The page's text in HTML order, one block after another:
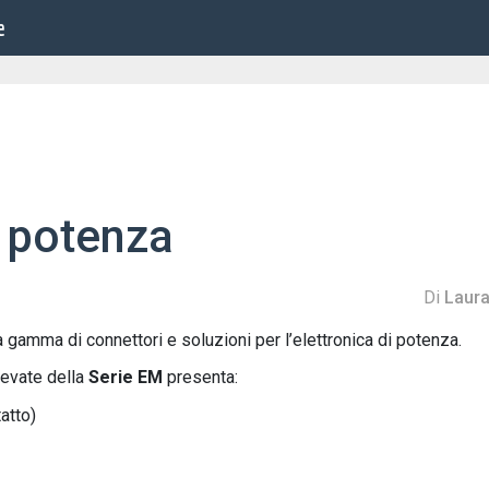
Di
gamma di connettori e soluzioni per l’elettronica di potenza.
della Serie EM presenta: